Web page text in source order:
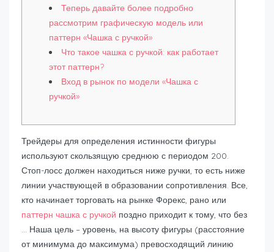
Теперь давайте более подробно
рассмотрим графическую модель или
паттерн «Чашка с ручкой»
Что такое чашка с ручкой: как работает
этот паттерн?
Вход в рынок по модели «Чашка с
ручкой»
Трейдеры для определения истинности фигуры
используют скользящую среднюю с периодом 200.
Стоп-лосс должен находиться ниже ручки, то есть ниже
линии участвующей в образовании сопротивления. Все,
кто начинает торговать на рынке Форекс, рано или
паттерн чашка с ручкой поздно приходит к тому, что без
… Наша цель – уровень, на высоту фигуры (расстояние
от минимума до максимума) превосходящий линию